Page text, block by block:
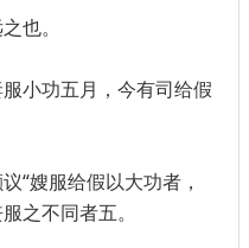
也。
小功五月，今有司给假
“嫂服给假以大功者，
之不同者五。